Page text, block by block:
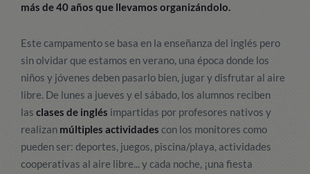
más de 40 años que llevamos organizándolo.
Este campamento se basa en la enseñanza del inglés pero
sin olvidar que estamos en verano, una época donde los
niños y jóvenes deben pasarlo bien, jugar y disfrutar al aire
libre. De lunes a jueves y el sábado, los alumnos reciben
las clases de inglés impartidas por profesores nativos y
realizan múltiples actividades con los monitores como
pueden ser: deportes, juegos, piscina/playa, actividades
cooperativas al aire libre... y cada noche, ¡una fiesta